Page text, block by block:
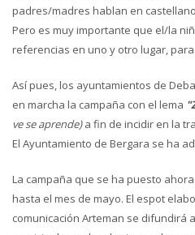
padres/madres hablan en
Pero es muy importante que el/la
referencias en uno y otro lugar,
Así pues, los ayuntamientos de
en marcha la campaña con el lema
ve se aprende)a fin de incidir en la
El Ayuntamiento de Bergara se ha
La campaña que se ha puesto
hasta el mes de mayo. El espot
comunicación Arteman se difundirá